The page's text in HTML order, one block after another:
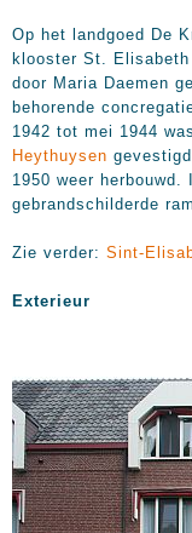
Op het landgoed De
klooster St.
door Maria Daemen
behorende
1942 tot mei 1944
Heythuysen
1950 weer
gebrandschilderde
Zie verder: Sint-
Exterieur